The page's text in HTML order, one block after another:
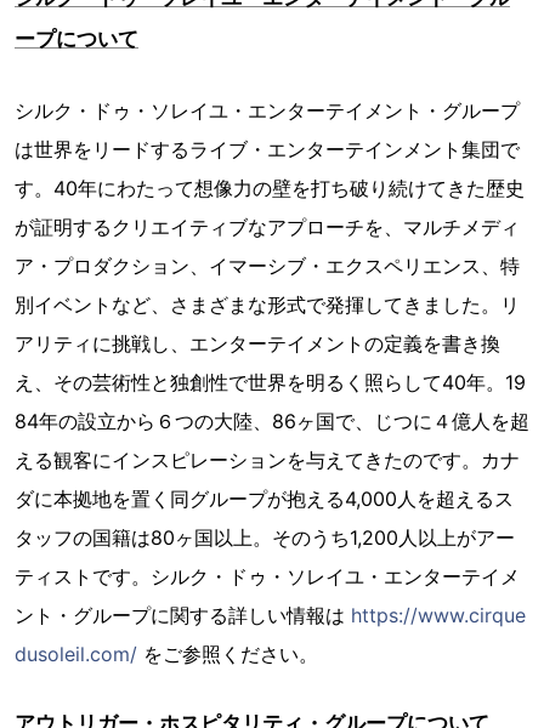
ープについて
シルク・ドゥ・ソレイユ・エンターテイメント・グループ
は世界をリードするライブ・エンターテインメント集団で
す。40年にわたって想像力の壁を打ち破り続けてきた歴史
が証明するクリエイティブなアプローチを、マルチメディ
ア・プロダクション、イマーシブ・エクスペリエンス、特
別イベントなど、さまざまな形式で発揮してきました。リ
アリティに挑戦し、エンターテイメントの定義を書き換
え、その芸術性と独創性で世界を明るく照らして40年。19
84年の設立から６つの大陸、86ヶ国で、じつに４億人を超
える観客にインスピレーションを与えてきたのです。カナ
ダに本拠地を置く同グループが抱える4,000人を超えるス
タッフの国籍は80ヶ国以上。そのうち1,200人以上がアー
ティストです。シルク・ドゥ・ソレイユ・エンターテイメ
ント・グループに関する詳しい情報は https://www.cirque
dusoleil.com/ をご参照ください。
アウトリガー・ホスピタリティ・グループについて